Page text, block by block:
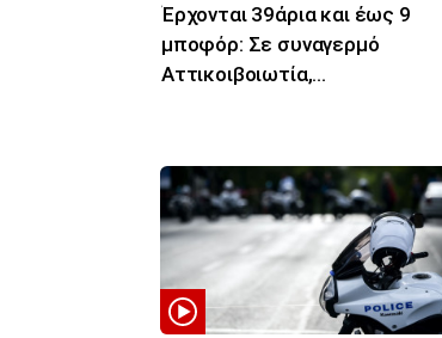
Έρχονται 39άρια και έως 9
μποφόρ: Σε συναγερμό
Αττικοιβοιωτία,